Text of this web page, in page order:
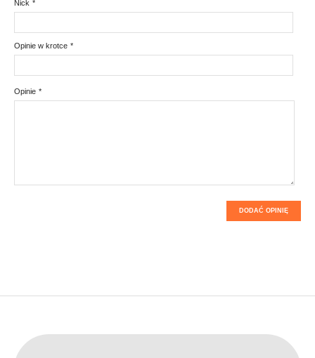
*
Nick
*
Opinie w krotce
*
Opinie
DODAĆ OPINIĘ